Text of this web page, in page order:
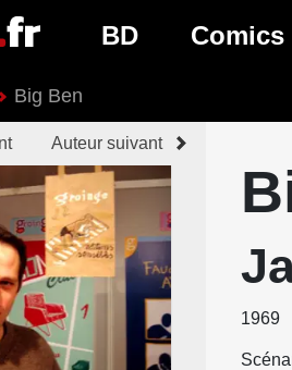
BD
Prochaines sorties BD
Genres BD
Comics
Genres
Big Ben
Auteur suivant
1969